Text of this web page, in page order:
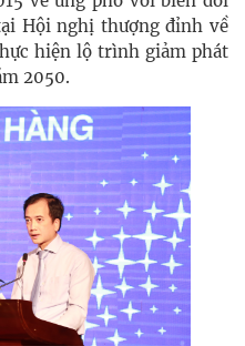
Hội nghị thượng đỉnh về
hiện lộ trình giảm phát
2050.